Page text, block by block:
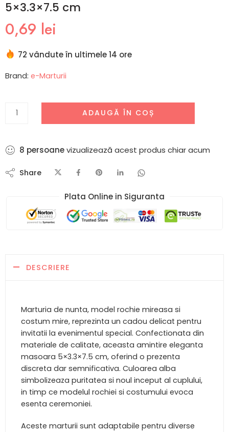
5×3.3×7.5 cm
0,69 lei
72 vândute în ultimele 14 ore
Brand: e-Marturii
ADAUGĂ ÎN COȘ
8 persoanevizualizează acest produs chiar acum
Share
Plata Online in Siguranta​
DESCRIERE
Marturia de nunta, model rochie mireasa si
costum mire, reprezinta un cadou delicat pentru
invitatii la evenimentul special. Confectionata din
materiale de calitate, aceasta amintire eleganta
masoara 5×3.3×7.5 cm, oferind o prezenta
discreta dar semnificativa. Culoarea alba
simbolizeaza puritatea si noul inceput al cuplului,
in timp ce modelul rochiei si costumului evoca
esenta ceremoniei.
Aceste marturii sunt adaptabile pentru diverse